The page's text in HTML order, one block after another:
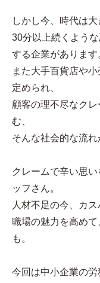
しかし今、時代は大
30分以上続くよう
する企業があります
また大手百貨店や
定められ、
顧客の理不尽なク
む、
そんな社会的な流れ
クレームで辛い思
ッフさん。
人材不足の今、カ
職場の魅力を高め
も。
今回は中小企業の